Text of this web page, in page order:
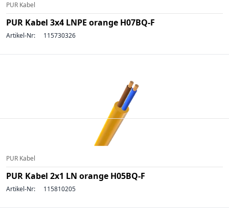
PUR Kabel
PUR Kabel 3x4 LNPE orange H07BQ-F
Artikel-Nr: 115730326
PUR Kabel
PUR Kabel 2x1 LN orange H05BQ-F
Artikel-Nr: 115810205